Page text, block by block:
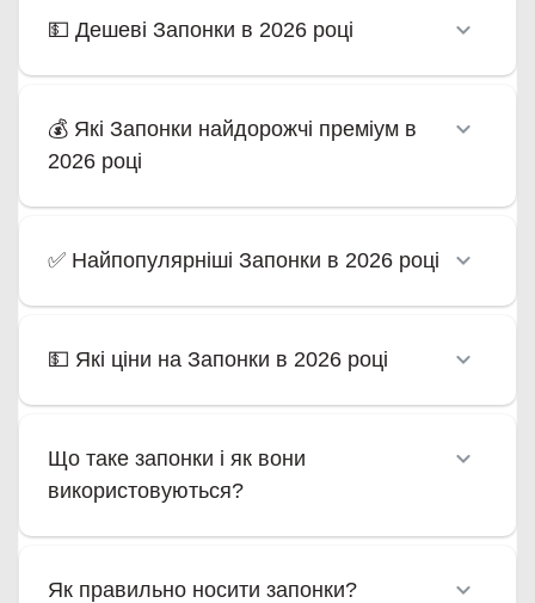
💵 Дешеві Запонки в 2026 році
💰 Які Запонки найдорожчі преміум в
2026 році
✅ Найпопулярніші Запонки в 2026 році
💵 Які ціни на Запонки в 2026 році
Що таке запонки і як вони
використовуються?
Як правильно носити запонки?